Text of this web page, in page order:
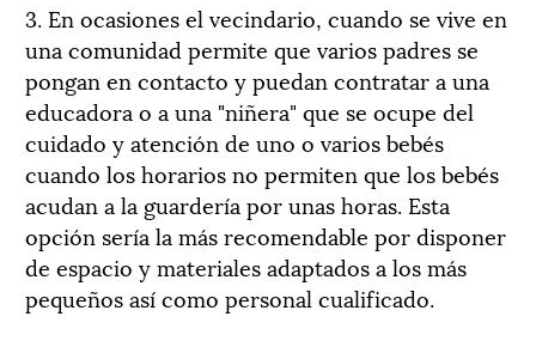
3. En ocasiones el vecindario, cuando se vive en
una comunidad permite que varios padres se
pongan en contacto y puedan contratar a una
educadora o a una "niñera" que se ocupe del
cuidado y atención de uno o varios bebés
cuando los horarios no permiten que los bebés
acudan a la guardería por unas horas. Esta
opción sería la más recomendable por disponer
de espacio y materiales adaptados a los más
pequeños así como personal cualificado.